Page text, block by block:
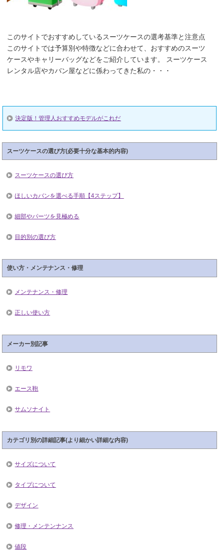
このサイトでおすすめしているスーツケースの選考基準と注意点
このサイトでは予算別や特徴などに合わせて、おすすめのスーツ
ケースやキャリーバッグなどをご紹介しています。 スーツケース
レンタル店やカバン屋などに係わってきた私の・・・
決定版！管理人おすすめモデルがこれだ
スーツケースの選び方(必要十分な基本的内容)
スーツケースの選び方
ほしいカバンを選べる手順【4ステップ】
細部やパーツを見極める
目的別の選び方
使い方・メンテナンス・修理
メンテナンス・修理
正しい使い方
メーカー別記事
リモワ
エース鞄
サムソナイト
カテゴリ別の詳細記事(より細かい詳細な内容)
サイズについて
タイプについて
デザイン
修理・メンテンナンス
値段